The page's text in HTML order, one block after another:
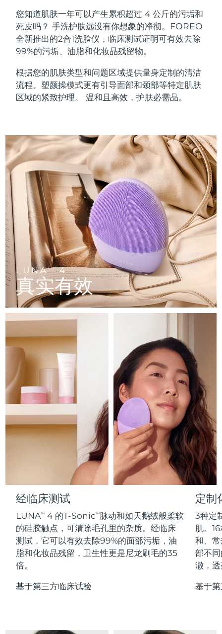
您知道肌肤一年可以产生累积超过 4 公斤的污垢和
死皮吗？ 手洗护肤远没有你想象的净彻。FOREO
全新推出的2合1洗脸仪，临床测试证明可有效去除
99%的污垢、油脂和化妆品残留物。
根据您的肌肤类型和问题区域提供量身定制的清洁
流程。塑颜操模式更有引导面部和颈部等特定肌肤
区域的紧致护理。 温和且高效，护肤必需品。
LUNATM4
真实有效
经临床测试
LUNATM 4 的T-SonicTM脉动和如天鹅绒般柔软
的硅胶触点，可清除毛孔里的杂质。经临床
测试，它可以有效去除99%的面部污垢，油
脂和化妆品残留，卫生性更是尼龙刷毛的35
倍。
基于第三方临床试验
定制
3种定
肌。
和、
部不
澈，
基于
面部清洁
LUNA™ 4 套装
Anti-aging massage
LUNA™ 4 Plus
LUNA™ 4 Men
For men, anti-aging massage
LUNA™ 4 mini
For young skin, T-zone
LUNA™ 4 go
For travel or gym bag
LUNA™ 护肤
Premium cleansers & balm
LUNA™ 设备
All facial cleansing devices
紧致提拉
BEAR™ 2 套装
Microcurrent toning
BEAR™ 2 go
BEAR™ 2 eyes & lips
Microcurrent line smoothing device
面部提拉护理
Premium anti-aging skincare
BEAR™ 设备
All premium facelift devices
补水保湿
UFO™ 3 套装
UFO™ 3 LED
Near-infrared and red light therapy
device
UFO™ 3 mini
Red light therapy device for young skin
UFO™ 3 go
Portable red light therapy
面膜
Rejuvenation & hydration
UFO™ 设备
All deep facial hydration devices
口腔护理
issa™ 4
issa™ 4 plus
Smart hybrid silicone sonic toothbrush
issa™ 4 smile
Hybrid silicone sonic toothbrush
issa™ 4 baby
For ages 0-3
issa™ Teeth Whitening Set
ISSA™ 设备
All silicone sonic toothbrushes
抗老
FAQ™ 101
Clinical anti-aging
FAQ™ 102
Advanced clinical anti-aging
FAQ™ 103
Luxurious clinical anti-aging set
FAQ™ P1 Primer
Manuka honey primer
FAQ™护肤品
All FAQ™ skincare
FAQ™产品
All anti-aging treatments
LED治疗
NEW
FAQ™ 201
LED mask
FAQ™ 202
LED mask
FAQ™ 211
Anti-aging neck & décolleté LED mask
FAQ™ 221
Anti-aging LED hand mask
FAQ™护肤品
All FAQ™ skincare
FAQ™产品
All LED treatments
生发
FAQ™ 301
LED hair strengthening scalp massager
FAQ™ Scalp Serum
Scalp recovery probiotic serum
FAQ™护肤品
All FAQ™ skincare
FAQ™产品
All hair treatments
肌肤年轻化
NEW
FAQ™ 501
Full-Spectrum Red Light Therapy
FAQ™ 502
Full-Spectrum Red Light Therapy
FAQ™ Red Light Serum
FAQ™ skincare
All FAQ™ skincare
FAQ™ products
All toning treatments
保健品
NEW
专业治疗
脱毛
PEACH™ 2 Pro Max
Professional IPL hair removal device
PEACH™ 2
IPL hair removal
PEACH™ 2 go
Travel-friendly IPL hair removal
PEACH™ Cooling Prep Gel
身体护理
BEAR™ 2 body
Microcurrent body toning
LUNA™ 4 body
Massaging body brush
SUPERCHARGED™ serum
Firming body serum
ESPADA™ 2 plus
Recurring acne LED therapy
ESPADA™ 2
Acne treatment device
ESPADA™ Blemish Solution
眼部护理
BEAR™ 2 eyes & lips
Microcurrent line smoothing device
IRIS™ 2
Rejuvenating eye massager
眼部护肤
毛孔护理
KIWI™ derma
Diamond microdermabrasion .
Blackhead remover
LUNA™ 4 hair
2-in-1 LED scalp massager
LED light hairbrush
牙齿美白
NEW
issa™ Teeth Whitening Set
Dual LED + sonic device & 18% PAP gel
issa™ Teeth Whitening Gel
更多的
比利时 预计送达日期8/8/26
百慕大 预计送达日期
波斯尼亚和黑塞哥维那 预计送达日期8/11/26
文莱 预计送达日期
加拿大 预计送达日期8/12/26
智利 预计送达日期8/12/26
中国 预计送达日期 8/8/26
哥伦比亚 预计送达日期8/12/26
克罗地亚 预计送达日期8/8/26
塞浦路斯 预计送达日期8/9/26
捷克 预计送达日期
丹麦 预计送达日期8/8/26
芬兰 预计送达日期 8/8/26
法国 预计送达日期 8/8/26
法属波利尼西亚 预计送达日期 8/12/26
德国 预计送达日期 8/8/26
预计送达日期8/12/26
预计送达日期 8/8/26
中国香港特别行政区 8/9/26
匈牙利 预计送达日期 8/8/26
冰岛 预计送达日期 8/9/26
印度尼西亚 8/6/26
爱尔兰 8/8/26